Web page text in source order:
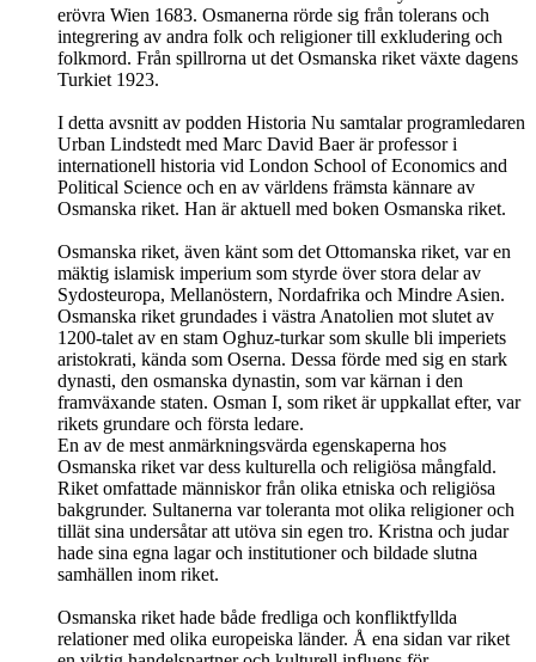
erövra Wien 1683. Osmanerna rörde sig från tolerans och
integrering av andra folk och religioner till exkludering och
folkmord. Från spillrorna ut det Osmanska riket växte dagens
Turkiet 1923.
I detta avsnitt av podden Historia Nu samtalar programledaren
Urban Lindstedt med Marc David Baer är professor i
internationell historia vid London School of Economics and
Political Science och en av världens främsta kännare av
Osmanska riket. Han är aktuell med boken Osmanska riket.
Osmanska riket, även känt som det Ottomanska riket, var en
mäktig islamisk imperium som styrde över stora delar av
Sydosteuropa, Mellanöstern, Nordafrika och Mindre Asien.
Osmanska riket grundades i västra Anatolien mot slutet av
1200-talet av en stam Oghuz-turkar som skulle bli imperiets
aristokrati, kända som Oserna. Dessa förde med sig en stark
dynasti, den osmanska dynastin, som var kärnan i den
framväxande staten. Osman I, som riket är uppkallat efter, var
rikets grundare och första ledare.
En av de mest anmärkningsvärda egenskaperna hos
Osmanska riket var dess kulturella och religiösa mångfald.
Riket omfattade människor från olika etniska och religiösa
bakgrunder. Sultanerna var toleranta mot olika religioner och
tillät sina undersåtar att utöva sin egen tro. Kristna och judar
hade sina egna lagar och institutioner och bildade slutna
samhällen inom riket.
Osmanska riket hade både fredliga och konfliktfyllda
relationer med olika europeiska länder. Å ena sidan var riket